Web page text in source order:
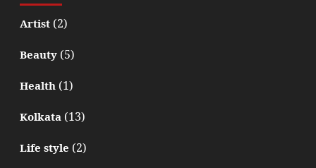
Artist(2)
Beauty(5)
Health(1)
Kolkata(13)
Life style (2)